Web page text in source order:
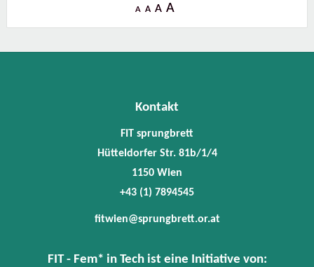
A A A A
Kontakt
FIT sprungbrett
Hütteldorfer Str. 81b/1/4
1150 Wien
+43 (1) 7894545
fitwien@sprungbrett.or.at
FIT - Fem* in Tech ist eine Initiative von: